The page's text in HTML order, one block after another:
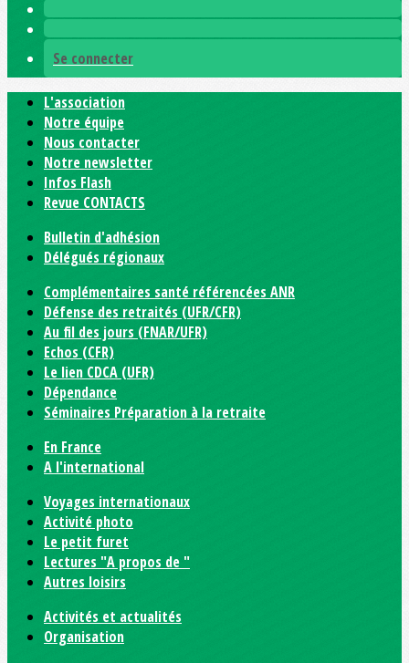
Se connecter
L'association
Notre équipe
Nous contacter
Notre newsletter
Infos Flash
Revue CONTACTS
Bulletin d'adhésion
Délégués régionaux
Complémentaires santé référencées ANR
Défense des retraités (UFR/CFR)
Au fil des jours (FNAR/UFR)
Echos (CFR)
Le lien CDCA (UFR)
Dépendance
Séminaires Préparation à la retraite
En France
A l'international
Voyages internationaux
Activité photo
Le petit furet
Lectures "A propos de "
Autres loisirs
Activités et actualités
Organisation